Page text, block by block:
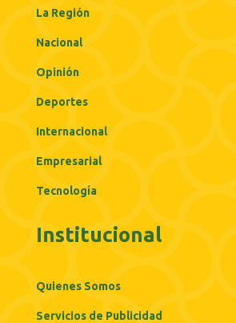
La Región
Nacional
Opinión
Deportes
Internacional
Empresarial
Tecnología
Institucional
Quienes Somos
Servicios de Publicidad